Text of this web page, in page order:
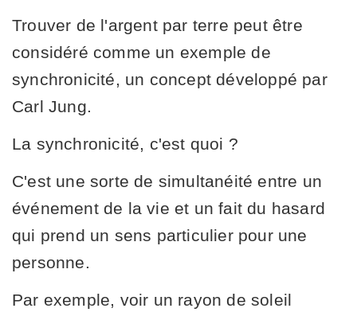
Trouver de l'argent par terre peut être
considéré comme un exemple de
synchronicité, un concept développé par
Carl Jung.
La synchronicité, c'est quoi ?
C'est une sorte de simultanéité entre un
événement de la vie et un fait du hasard
qui prend un sens particulier pour une
personne.
Par exemple, voir un rayon de soleil